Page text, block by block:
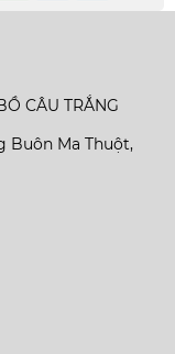
CÂU TRẮNG
Buôn Ma Thuột,